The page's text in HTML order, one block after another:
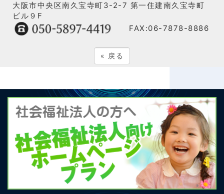
大阪市中央区南久宝寺町3-2-7 第一住建南久宝寺町
ビル９F
FAX:06-7878-8886
« 戻る